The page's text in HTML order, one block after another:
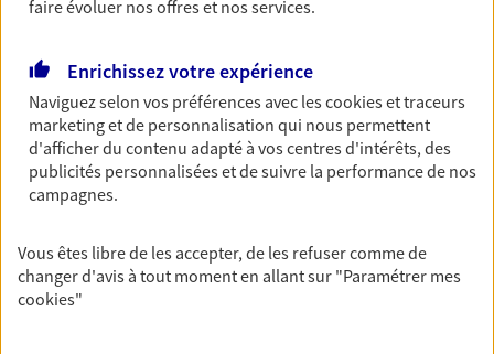
Accompagner vos projets de
Achat immobilier, installation, départ à la retraite…
Autant de moments de vie qui nécessitent des solutions
d'assurance et d'épargne. Recevez un conseil d'expert
cohérent avec vos besoins
épargne
De nombreuses solutions s'offrent à vous pour faire
faire évoluer nos offres et nos services.
Enrichissez votre expérience
Naviguez selon vos préférences avec lescookies et traceurs
marketing et de personnalisation qui nous permettent
d'afficher du contenu adapté à vos centres d'intérêts, des
publicités personnalisées et de suivre la performance de nos
campagnes.
Vous êtes libre de les accepter, de les refuser comme de
changer d'avis à tout moment en allant sur "Paramétrer mes
cookies"